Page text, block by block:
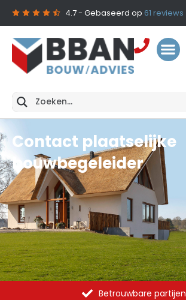
4.7- Gebaseerd op 61 reviews
Contact plaatselijke
bouwbegeleider
Betrouwbare partijen